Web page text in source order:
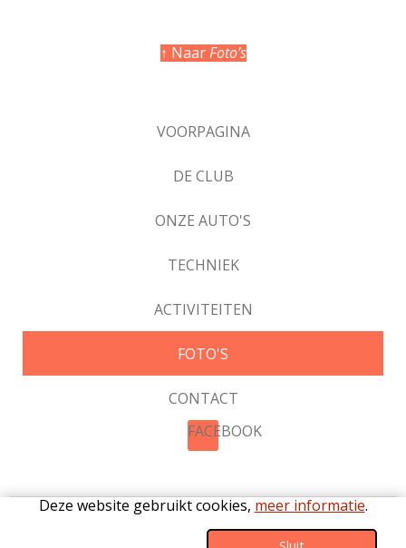
Deze website gebruikt cookies, meer informatie.
↑ NaarFoto's
VOORPAGINA
DE CLUB
ONZE AUTO'S
TECHNIEK
ACTIVITEITEN
FOTO'S
CONTACT
FACEBOOK
Privacy|Cookies|Statuten